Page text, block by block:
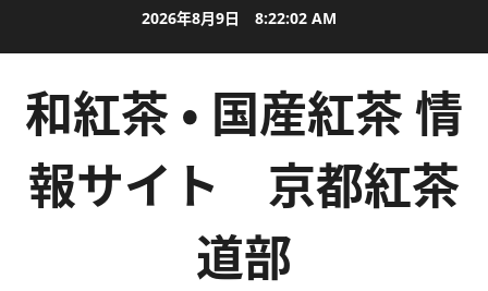
2026年8月9日 8:22:03 AM
和紅茶 ・ 国産紅茶 情
報サイト 京都紅茶
道部